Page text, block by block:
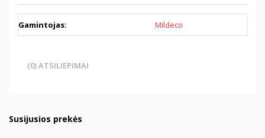
Gamintojas: Mildeco
(0) ATSILIEPIMAI
Susijusios prekės